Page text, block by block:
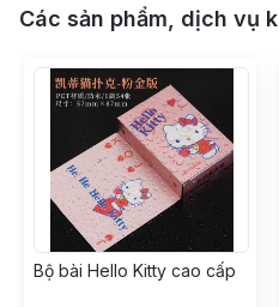
Các sản phẩm, dịch vụ
Bộ bài Hello Kitty cao cấp